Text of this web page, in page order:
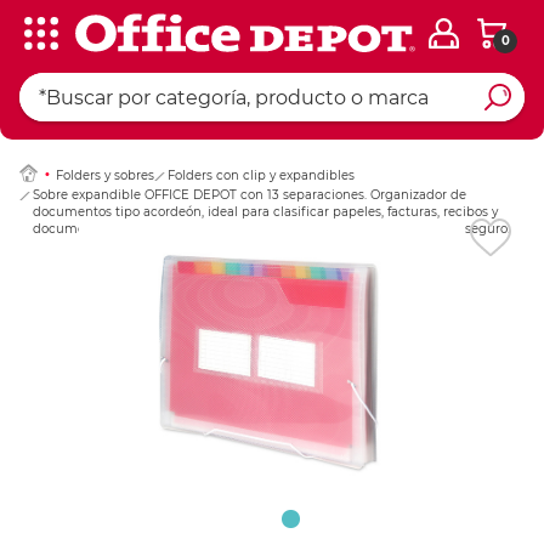
0
Folders y sobres
Folders con clip y expandibles
Sobre expandible OFFICE DEPOT con 13 separaciones. Organizador de
documentos tipo acordeón, ideal para clasificar papeles, facturas, recibos y
documentos por categorías. Material resistente y duradero con cierre seguro.
Ingresar Codigo